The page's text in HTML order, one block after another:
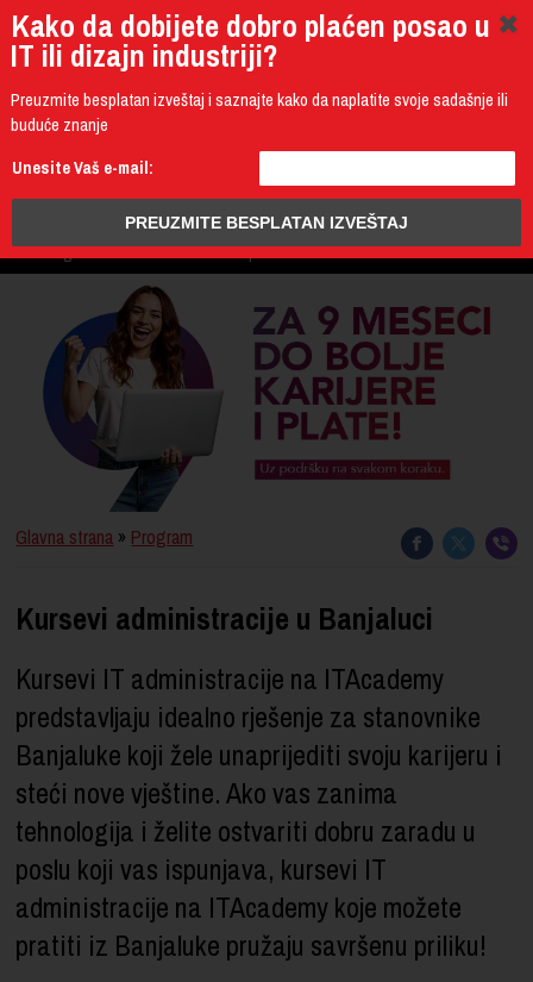
Kako da dobijete dobro plaćen posao u
IT ili dizajn industriji?
Preuzmite besplatan izveštaj i saznajte kako da naplatite svoje sadašnje ili
buduće znanje
Unesite Vaš e-mail: 011 4011 200
UPIS
ŠTA DOBIJATE
UČENJE NA DALJINU
DIPLOME I SERTIFIKATI
O IT AKADEMIJI
Programming Administration
3D Design & CAD
Mobile Development
Glavna strana » Program
Kursevi administracije u Banjaluci
Kursevi IT administracije na ITAcademy
predstavljaju idealno rješenje za stanovnike
Banjaluke koji žele unaprijediti svoju karijeru i
steći nove vještine. Ako vas zanima
tehnologija i želite ostvariti dobru zaradu u
poslu koji vas ispunjava, kursevi IT
administracije na ITAcademy koje možete
pratiti iz Banjaluke pružaju savršenu priliku!